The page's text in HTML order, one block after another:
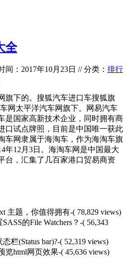
全
间：2017年10月23日 //分类： 排行
旗下的。搜狐汽车进口车搜狐旗
网太平洋汽车网旗下。网易汽车
是国家高新技术企业，同时拥有商
口试点牌照，目前是中国唯一获此
车网隶属于海淘车，作为海淘车旗
年12月3日。海淘车网是中国最大
台，汇集了几百家港口贸易商资
主题，你值得拥有-( 78,829 views)
的File Watchers？ -( 56,343
栏(Status bar)?-( 52,319 views)
览html网页效果-( 45,636 views)